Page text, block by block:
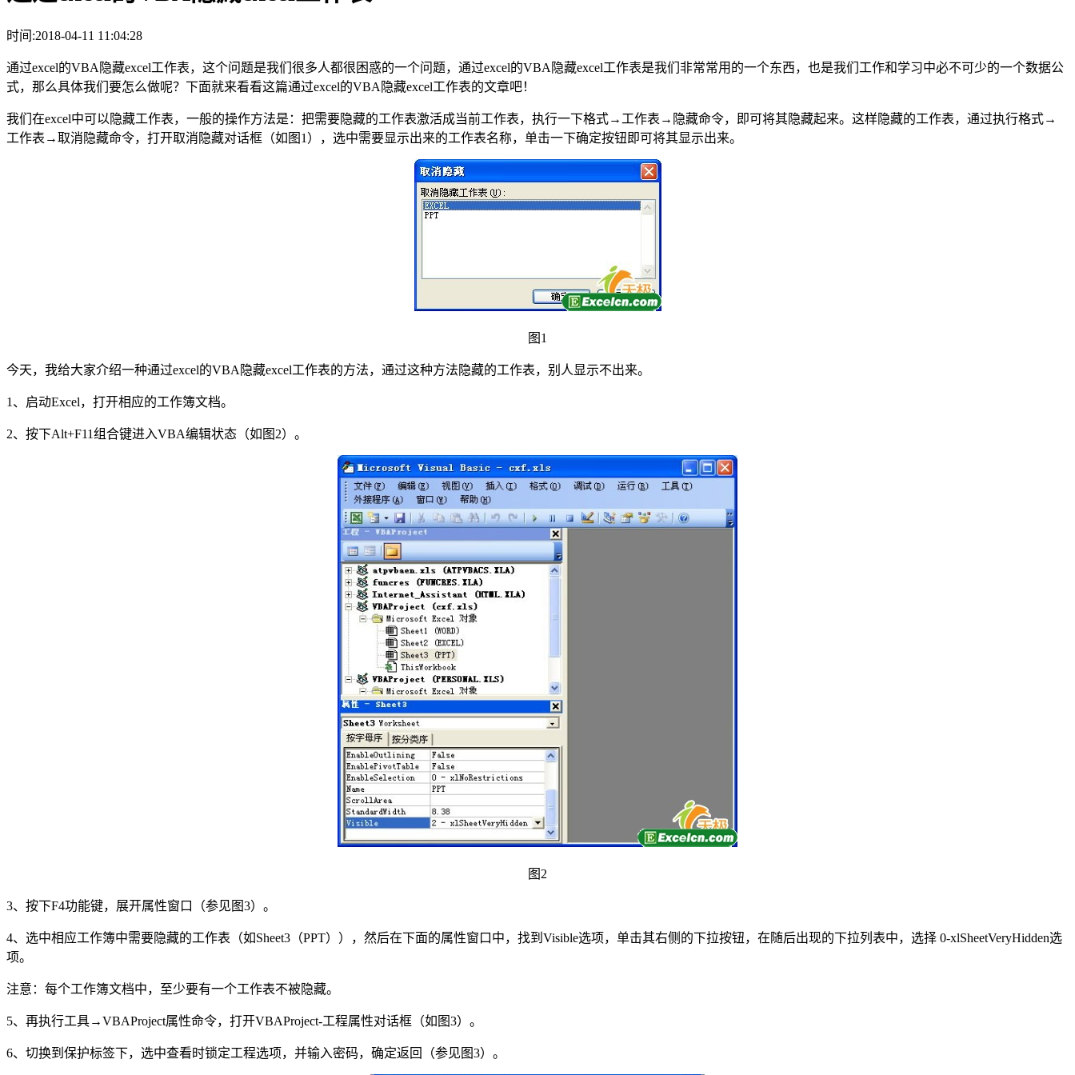
时间:2018-04-11 11:04:28
通过excel的VBA隐藏excel工作表，这个问题是我们很多人都很困惑的一个问题，通过excel的VBA隐藏excel工作表是我们非常常用的一个东西，也是我们工作和学习中必不可少的一个数据公
式，那么具体我们要怎么做呢？下面就来看看这篇通过excel的VBA隐藏excel工作表的文章吧！
我们在excel中可以隐藏工作表，一般的操作方法是：把需要隐藏的工作表激活成当前工作表，执行一下格式→工作表→隐藏命令，即可将其隐藏起来。这样隐藏的工作表，通过执行格式→
工作表→取消隐藏命令，打开取消隐藏对话框（如图1），选中需要显示出来的工作表名称，单击一下确定按钮即可将其显示出来。
图1
今天，我给大家介绍一种通过excel的VBA隐藏excel工作表的方法，通过这种方法隐藏的工作表，别人显示不出来。
1、启动Excel，打开相应的工作簿文档。
2、按下Alt+F11组合键进入VBA编辑状态（如图2）。
图2
3、按下F4功能键，展开属性窗口（参见图3）。
4、选中相应工作簿中需要隐藏的工作表（如Sheet3（PPT）），然后在下面的属性窗口中，找到Visible选项，单击其右侧的下拉按钮，在随后出现的下拉列表中，选择 0-xlSheetVeryHidden选
项。
注意：每个工作簿文档中，至少要有一个工作表不被隐藏。
5、再执行工具→VBAProject属性命令，打开VBAProject-工程属性对话框（如图3）。
6、切换到保护标签下，选中查看时锁定工程选项，并输入密码，确定返回（参见图3）。